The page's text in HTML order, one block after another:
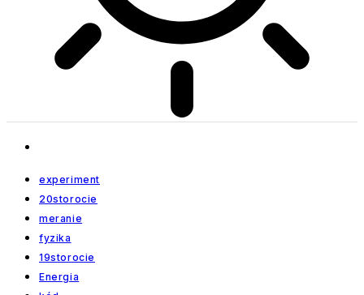
experiment
20storocie
meranie
fyzika
19storocie
Energia